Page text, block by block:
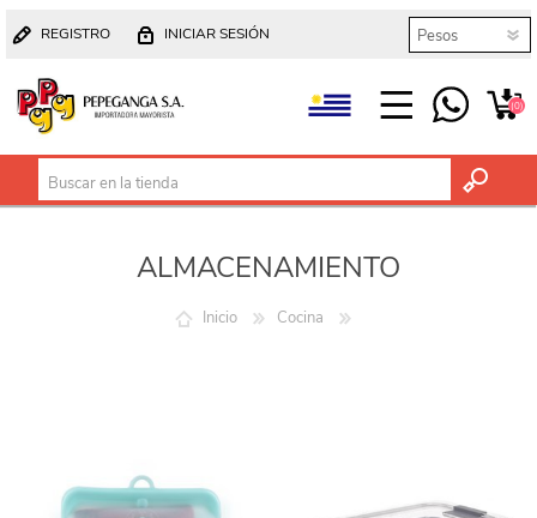
REGISTRO INICIAR SESIÓN
(0)
ALMACENAMIENTO
Inicio Cocina